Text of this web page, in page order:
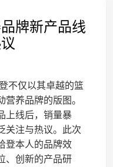
牌新产品线
不仅以其卓越的篮
养品牌的版图。
上线后，销量暴
关注与热议。此次
登本人的品牌效
、创新的产品研